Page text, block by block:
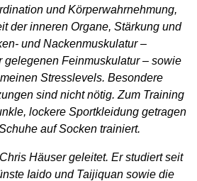
und Körperwahrnehmung,
der inneren Organe, Stärkung und
und Nackenmuskulatur –
gelegenen Feinmuskulatur – sowie
Stresslevels. Besondere
sind nicht nötig. Zum Training
lockere Sportkleidung getragen
auf Socken trainiert.
Häuser geleitet. Er studiert seit
Iaido und Taijiquan sowie die